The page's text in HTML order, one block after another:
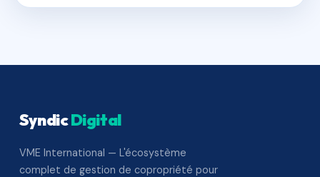
SyndicDigital
VME International — L'écosystème
complet de gestion de copropriété pour